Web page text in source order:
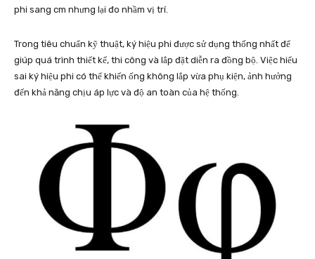
phi sang cm nhưng lại đo nhầm vị trí.
Trong tiêu chuẩn kỹ thuật, ký hiệu phi được sử dụng thống nhất để
giúp quá trình thiết kế, thi công và lắp đặt diễn ra đồng bộ. Việc hiểu
sai ký hiệu phi có thể khiến ống không lắp vừa phụ kiện, ảnh hưởng
đến khả năng chịu áp lực và độ an toàn của hệ thống.